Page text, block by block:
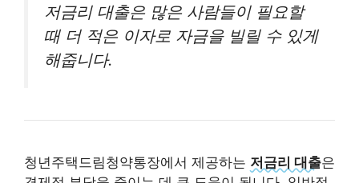
저금리 대출은 많은 사람들이 필요할
때 더 적은 이자로 자금을 빌릴 수 있게
해줍니다.
청년주택드림청약통장에서 제공하는 저금리 대출은